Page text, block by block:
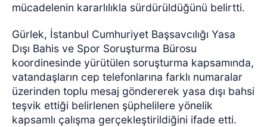
mücadelenin kararlılıkla sürdürüldüğünü belirtti.
Gürlek, İstanbul Cumhuriyet Başsavcılığı Yasa
Dışı Bahis ve Spor Soruşturma Bürosu
koordinesinde yürütülen soruşturma kapsamında,
vatandaşların cep telefonlarına farklı numaralar
üzerinden toplu mesaj göndererek yasa dışı bahsi
teşvik ettiği belirlenen şüphelilere yönelik
kapsamlı çalışma gerçekleştirildiğini ifade etti.